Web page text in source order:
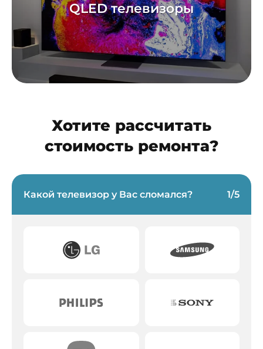
QLED телевизоры
Хотите рассчитать
стоимость ремонта?
Какой телевизор у Вас сломался? 1/5